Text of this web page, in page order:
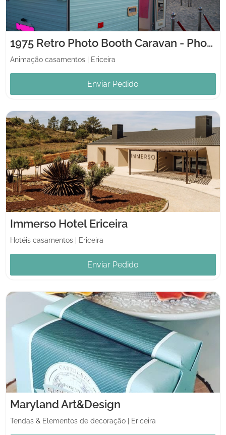
1975 Retro Photo Booth Caravan - PhotoRex
Animação casamentos Ericeira
Enviar Pedido
Immerso Hotel Ericeira
Hotéis casamentos Ericeira
Enviar Pedido
Maryland Art&Design
Tendas & Elementos de decoração Ericeira